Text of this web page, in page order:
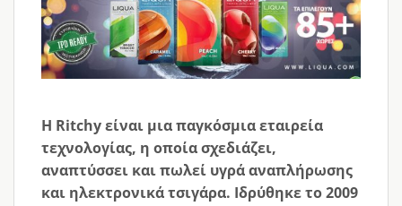
Η Ritchy είναι μια παγκόσμια εταιρεία
τεχνολογίας, η οποία σχεδιάζει,
αναπτύσσει και πωλεί υγρά αναπλήρωσης
και ηλεκτρονικά τσιγάρα. Ιδρύθηκε το 2009